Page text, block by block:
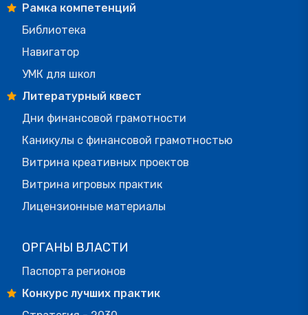
Рамка компетенций
Библиотека
Навигатор
УМК для школ
Литературный квест
Дни финансовой грамотности
Каникулы с финансовой грамотностью
Витрина креативных проектов
Витрина игровых практик
Лицензионные материалы
ОРГАНЫ ВЛАСТИ
Паспорта регионов
Конкурс лучших практик